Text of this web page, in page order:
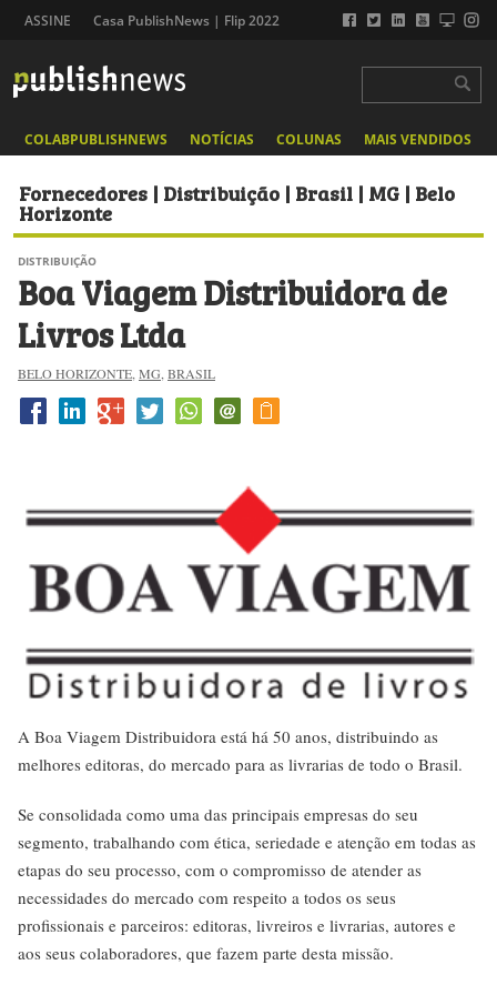
ASSINE Casa PublishNews | Flip 2022
COLABPUBLISHNEWS NOTÍCIAS COLUNAS MAIS VENDIDOS
Fornecedores | Distribuição | Brasil | MG | Belo
Horizonte
DISTRIBUIÇÃO
Boa Viagem Distribuidora de
Livros Ltda
BELO HORIZONTE MG BRASIL
A Boa Viagem Distribuidora está há 50 anos, distribuindo as
melhores editoras, do mercado para as livrarias de todo o Brasil.
Se consolidada como uma das principais empresas do seu
segmento, trabalhando com ética, seriedade e atenção em todas as
etapas do seu processo, com o compromisso de atender as
necessidades do mercado com respeito a todos os seus
profissionais e parceiros: editoras, livreiros e livrarias, autores e
aos seus colaboradores, que fazem parte desta missão.